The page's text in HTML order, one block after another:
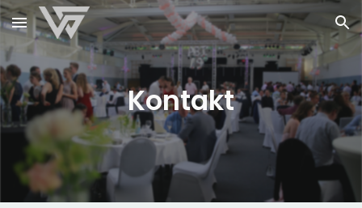
Skip to main content Skip to navigation
Kontakt